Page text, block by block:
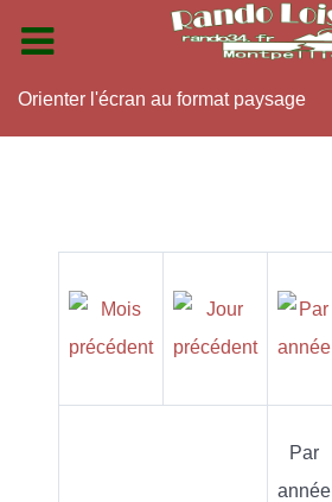
Orienter l'écran au format paysage
Par
année